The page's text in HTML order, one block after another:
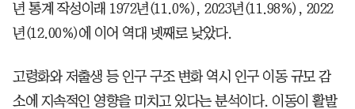
년 통계 작성이래 1972년(11.0%), 2023년(11.98%), 2022
년(12.00%)에 이어 역대 넷째로 낮았다.
고령화와 저출생 등 인구 구조 변화 역시 인구 이동 규모 감
소에 지속적인 영향을 미치고 있다는 분석이다. 이동이 활발